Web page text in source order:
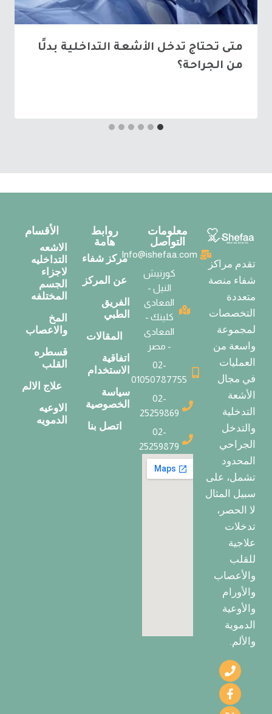
متى تحتاج تدخل الأشعة التداخلية بدلًا
من الجراحة؟
تقدم مراكز
شفاء منصة
متعددة
التخصصات
لمجموعة
واسعة من
العمليات
في مجال
الأشعة
التدخلية
والتدخل
الجراحي
المحدود
تشمل، على
سبيل المثال
لا الحصر،
تدخلات
علاجية
للقلب
والأعصاب
والأورام
والأوعية
الدموية
والألم.
روابط
هامة
مركز شفاء
عن المركز
الفريق
الطبي
المقالات
اتفاقية
الاستخدام
سياسة
الخصوصية
اتصل بنا
الأقسام
الاشعه
التداخليه
لاجزاء
الجسم
المختلفه
المخ
والاعصاب
قسطره
القلب
علاج الالم
الاوعيه
الدمويه
معلومات
التواصل
Info@ishefaa.com
كورنيش
النيل -
المعادى
كلينك -
المعادى
- مصر
02-
01050787755
02-
25259869
02-
25259879